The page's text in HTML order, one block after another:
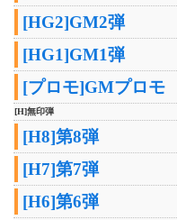
[HG2]GM2弾
[HG1]GM1弾
[プロモ]GMプロモ
[H]無印弾
[H8]第8弾
[H7]第7弾
[H6]第6弾